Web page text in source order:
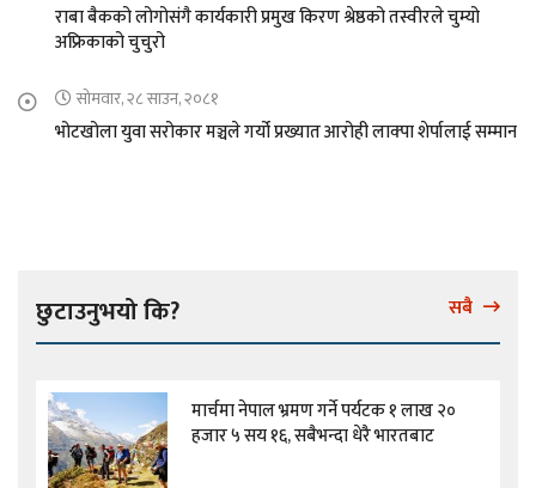
राबा बैकको लोगोसंगै कार्यकारी प्रमुख किरण श्रेष्ठको तस्वीरले चुम्यो
अफ्रिकाको चुचुरो
सोमवार, २८ साउन, २०८१
भोटखोला युवा सरोकार मञ्चले गर्यो प्रख्यात आरोही लाक्पा शेर्पालाई सम्मान
छुटाउनुभयो कि? सबै
मार्चमा नेपाल भ्रमण गर्ने पर्यटक १ लाख २०
हजार ५ सय १६, सबैभन्दा धेरै भारतबाट